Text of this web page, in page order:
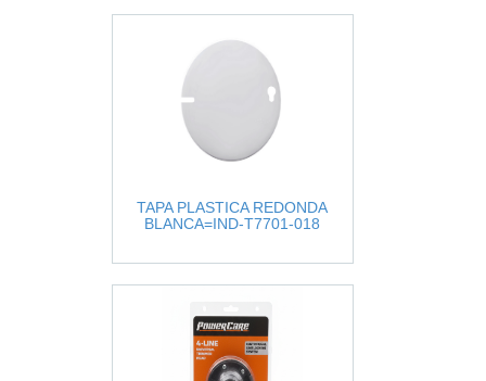
TAPA PLASTICA REDONDA
BLANCA=IND-T7701-018